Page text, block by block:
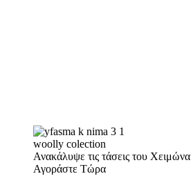
woolly colection
Ανακάλυψε τις τάσεις του Χειμώνα
Αγοράστε Τώρα